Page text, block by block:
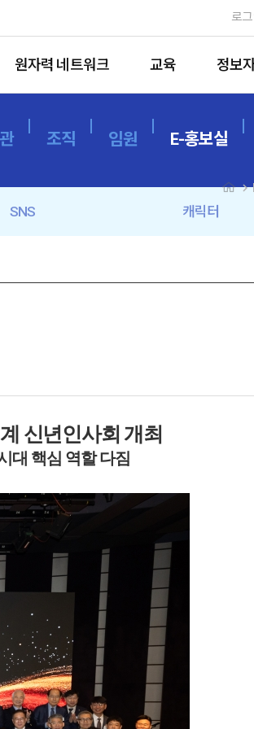
로
원자력 네트워크 교육 정보
조직 임원 E-홍보실
SNS 캐릭터
navigate_next
신년인사회 개최
대 핵심 역할 다짐